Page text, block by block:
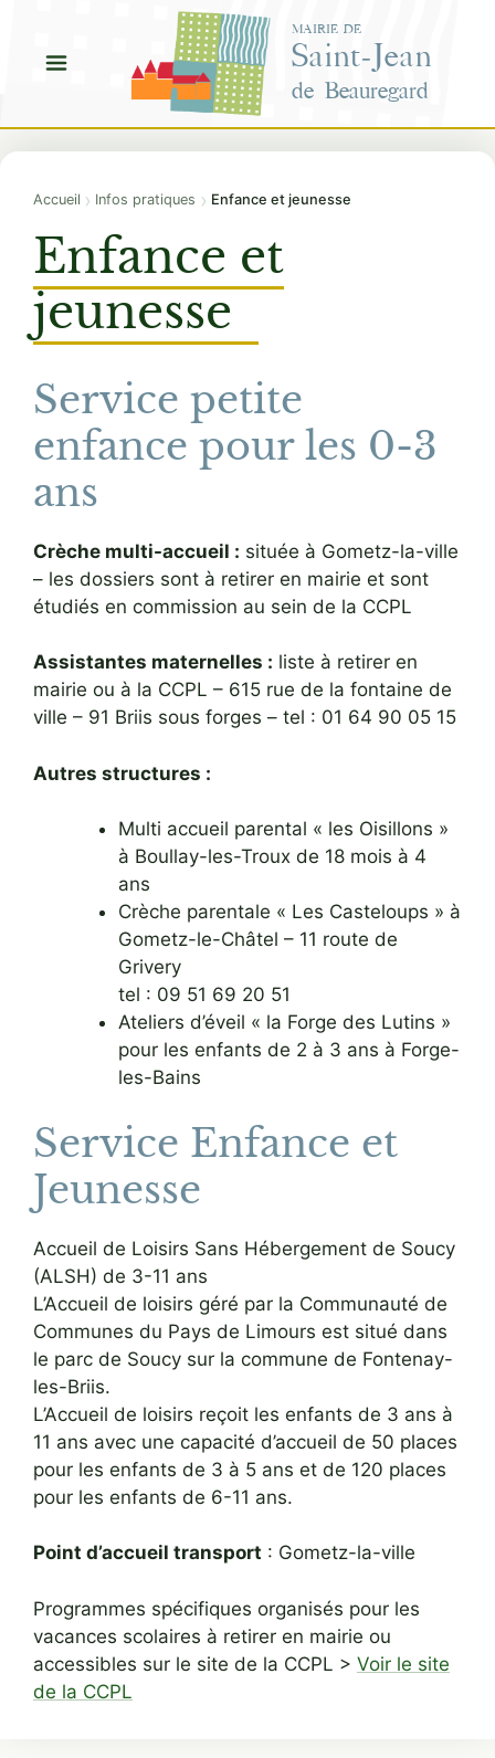
contenu
MAIRIE DE
Saint-Jean
de Beauregard
Accueil › Infos pratiques › Enfance et jeunesse
Enfance et
jeunesse
Service petite
enfance pour les 0-3
ans
Crèche multi-accueil : située à Gometz-la-ville
– les dossiers sont à retirer en mairie et sont
étudiés en commission au sein de la CCPL
Assistantes maternelles : liste à retirer en
mairie ou à la CCPL – 615 rue de la fontaine de
ville – 91 Briis sous forges – tel : 01 64 90 05 15
Autres structures :
Multi accueil parental « les Oisillons »
à Boullay-les-Troux de 18 mois à 4
ans
Crèche parentale « Les Casteloups » à
Gometz-le-Châtel – 11 route de
Grivery
tel : 09 51 69 20 51
Ateliers d’éveil « la Forge des Lutins »
pour les enfants de 2 à 3 ans à Forge-
les-Bains
Service Enfance et
Jeunesse
Accueil de Loisirs Sans Hébergement de Soucy
(ALSH) de 3-11 ans
L’Accueil de loisirs géré par la Communauté de
Communes du Pays de Limours est situé dans
le parc de Soucy sur la commune de Fontenay-
les-Briis.
L’Accueil de loisirs reçoit les enfants de 3 ans à
11 ans avec une capacité d’accueil de 50 places
pour les enfants de 3 à 5 ans et de 120 places
pour les enfants de 6-11 ans.
Point d’accueil transport : Gometz-la-ville
Programmes spécifiques organisés pour les
vacances scolaires à retirer en mairie ou
accessibles sur le site de la CCPL > Voir le site
de la CCPL